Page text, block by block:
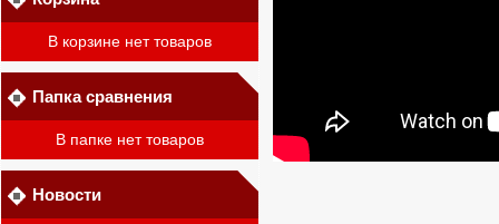
В корзине нет товаров
Папка сравнения
В папке нет товаров
Новости